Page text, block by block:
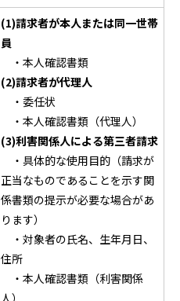
(1)請求者が本人または同一世帯
員
・本人確認書類
(2)請求者が代理人
・委任状
・本人確認書類（代理人）
(3)利害関係人による第三者請求
・具体的な使用目的（請求が
正当なものであることを示す関
係書類の提示が必要な場合があ
ります）
・対象者の氏名、生年月日、
住所
・本人確認書類（利害関係
人）